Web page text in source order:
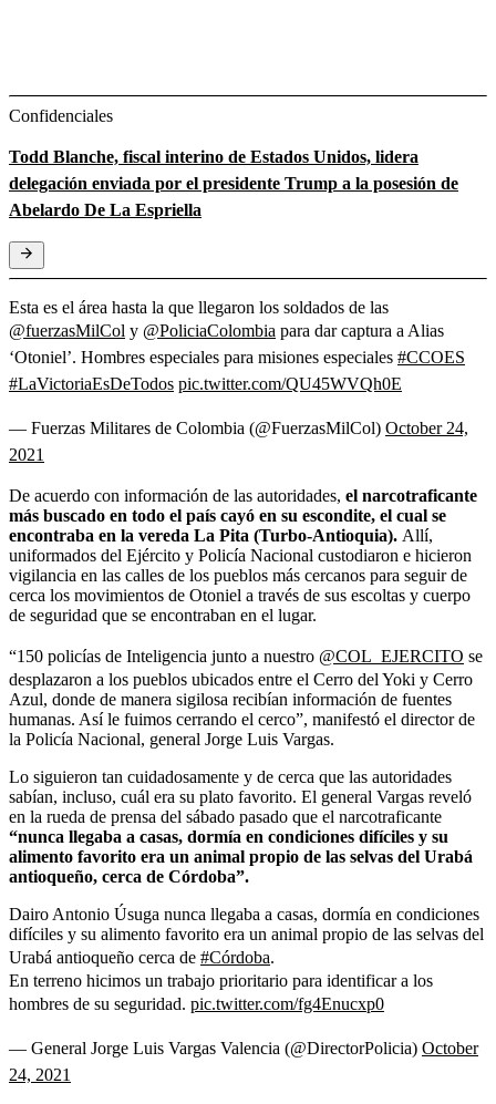
Confidenciales
Todd Blanche, fiscal interino de Estados Unidos, lidera
delegación enviada por el presidente Trump a la posesión de
Abelardo De La Espriella
Esta es el área hasta la que llegaron los soldados de las
@fuerzasMilCol y @PoliciaColombia para dar captura a Alias
‘Otoniel’. Hombres especiales para misiones especiales #CCOES
#LaVictoriaEsDeTodos pic.twitter.com/QU45WVQh0E
— Fuerzas Militares de Colombia (@FuerzasMilCol) October 24,
2021
De acuerdo con información de las autoridades, el narcotraficante
más buscado en todo el país cayó en su escondite, el cual se
encontraba en la vereda La Pita (Turbo-Antioquia). Allí,
uniformados del Ejército y Policía Nacional custodiaron e hicieron
vigilancia en las calles de los pueblos más cercanos para seguir de
cerca los movimientos de Otoniel a través de sus escoltas y cuerpo
de seguridad que se encontraban en el lugar.
“150 policías de Inteligencia junto a nuestro @COL_EJERCITO se
desplazaron a los pueblos ubicados entre el Cerro del Yoki y Cerro
Azul, donde de manera sigilosa recibían información de fuentes
humanas. Así le fuimos cerrando el cerco”, manifestó el director de
la Policía Nacional, general Jorge Luis Vargas.
Lo siguieron tan cuidadosamente y de cerca que las autoridades
sabían, incluso, cuál era su plato favorito. El general Vargas reveló
en la rueda de prensa del sábado pasado que el narcotraficante
“nunca llegaba a casas, dormía en condiciones difíciles y su
alimento favorito era un animal propio de las selvas del Urabá
antioqueño, cerca de Córdoba”.
Dairo Antonio Úsuga nunca llegaba a casas, dormía en condiciones
difíciles y su alimento favorito era un animal propio de las selvas del
Urabá antioqueño cerca de #Córdoba.
En terreno hicimos un trabajo prioritario para identificar a los
hombres de su seguridad. pic.twitter.com/fg4Enucxp0
— General Jorge Luis Vargas Valencia (@DirectorPolicia) October
24, 2021